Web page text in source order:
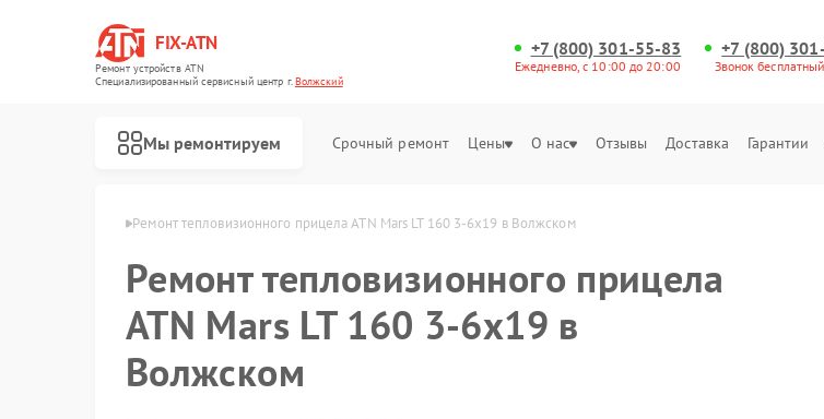
FIX-ATN
Ремонт устройств ATN
Специализированный cервисный центр г.Волжский
+7 (800) 301-55-83
Ежедневно, с 10:00 до 20:00
+7 (800)
Звонок
Мы ремонтируем Срочный ремонт Цены О нас Отзывы Доставка Гарантии
ATN в Волжском Ремонт тепловизионного прицела ATN Mars LT 160 3-6x19 в Волжском
Ремонт тепловизионного прицела
ATN Mars LT 160 3-6x19 в
Волжском